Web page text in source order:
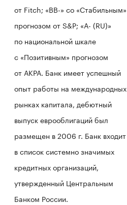
от Fitch; «ВВ-» со «Стабильным»
прогнозом от S&P; «А- (RU)»
по национальной шкале
с «Позитивным» прогнозом
от АКРА. Банк имеет успешный
опыт работы на международных
рынках капитала, дебютный
выпуск еврооблигаций был
размещен в 2006 г. Банк входит
в список системно значимых
кредитных организаций,
утвержденный Центральным
Банком России.